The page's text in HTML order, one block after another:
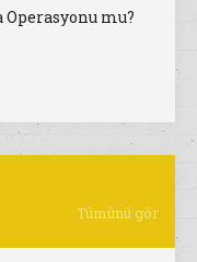
mu?
Tümünü gör